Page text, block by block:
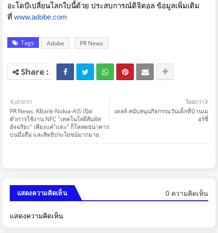
อะโดบีเปลี่ยนโลกใบนี้ด้วย ประสบการณ์ดิจิตอล ข้อมูลเพิ่มเติม
ที่ www.adobe.com
Tags Adobe PR News
ใหม่กว่า
เดลล์ สนับสนุนกิจกรรมวันเด็กที่บ้านเม
อร์ซี่
เก่ากว่า
PR News: KBank-Nokia-AIS เปิด
ตัวการใช้งาน NFC "เทคโนโลยีสัมผัส
อัจฉริยะ" เพียงแค่"แตะ" ก็โหลดธนาคาร
บนมือถือ และสิทธิประโยชน์มากมาย
แสดงความคิดเห็น 0 ความคิดเห็น
แสดงความคิดเห็น